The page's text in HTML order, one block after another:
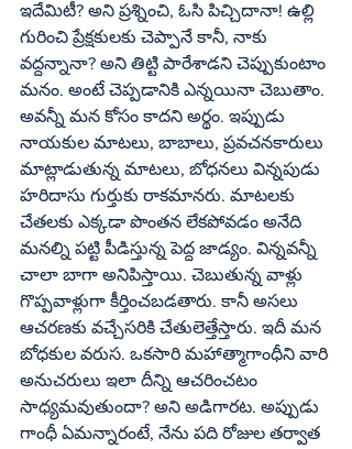
ఇదేమిటీ? అని ప్రశ్నించి, ఓసి పిచ్చిదానా! ఉల్లి
గురించి ప్రేక్షకులకు చెప్పానే కానీ, నాకు
వద్దన్నానా? అని తిట్టి పారేశాడని చెప్పుకుంటాం
మనం. అంటే చెప్పడానికి ఎన్నయినా చెబుతాం.
అవన్నీ మన కోసం కాదని అర్థం. ఇప్పుడు
నాయకుల మాటలు, బాబాలు, ప్రవచనకారులు
మాట్లాడుతున్న మాటలు, బోధనలు విన్నపుడు
హరిదాసు గుర్తుకు రాకమానరు. మాటలకు
చేతలకు ఎక్కడా పొంతన లేకపోవడం అనేది
మనల్ని పట్టి పీడిస్తున్న పెద్ద జాడ్యం. విన్నవన్నీ
చాలా బాగా అనిపిస్తాయి. చెబుతున్న వాళ్లు
గొప్పవాళ్లుగా కీర్తించబడతారు. కానీ అసలు
ఆచరణకు వచ్చేసరికి చేతులెత్తేస్తారు. ఇదీ మన
బోధకుల వరుస. ఒకసారి మహాత్మాగాంధీని వారి
అనుచరులు ఇలా దీన్ని ఆచరించటం
సాధ్యమవుతుందా? అని అడిగారట. అప్పుడు
గాంధీ ఏమన్నారంటే, నేను పది రోజుల తర్వాత